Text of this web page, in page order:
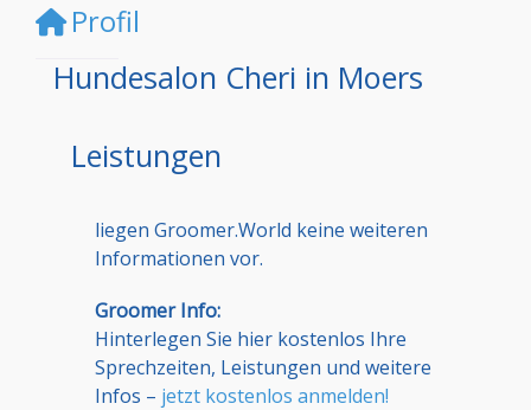
Profil
Hundesalon Cheri in Moers
Leistungen
liegen Groomer.World keine weiteren
Informationen vor.
Groomer Info:
Hinterlegen Sie hier kostenlos Ihre
Sprechzeiten, Leistungen und weitere
Infos – jetzt kostenlos anmelden!